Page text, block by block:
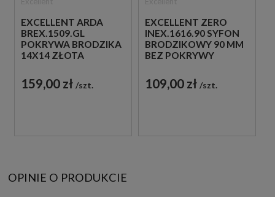
EXCELLENT ARDA
BREX.1509.GL
POKRYWA BRODZIKA
14X14 ZŁOTA
159,00 zł szt.
EXCELLENT ZERO
INEX.1616.90 SYFON
BRODZIKOWY 90 MM
BEZ POKRYWY
109,00 zł szt.
OPINIE O PRODUKCIE